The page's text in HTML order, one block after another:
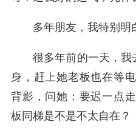
多年朋友，我特别明
很多年前的一天，我
身，赶上她老板也在等
背影，问她：要迟一点
板同梯是不是不太自在？